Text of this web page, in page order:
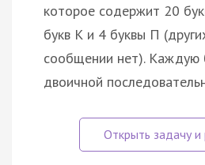
которое содержит 20
букв К и 4 буквы П
сообщении нет). Каждую
двоичной